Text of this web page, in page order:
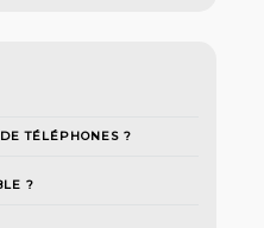
TÉLÉPHONES ?
?